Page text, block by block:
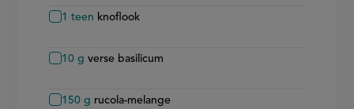
1 teen knoflook
10 g verse basilicum
150 g rucola-melange